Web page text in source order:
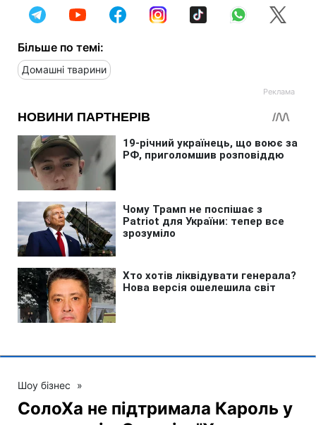
Більше по темі:
Домашні тварини
Шоу бізнес »
СолоХа не підтримала Кароль у